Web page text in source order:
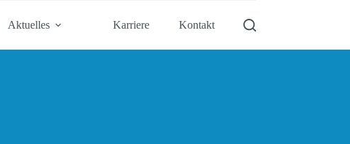
Aktuelles Karriere Kontakt